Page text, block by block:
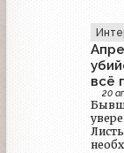
всё
20